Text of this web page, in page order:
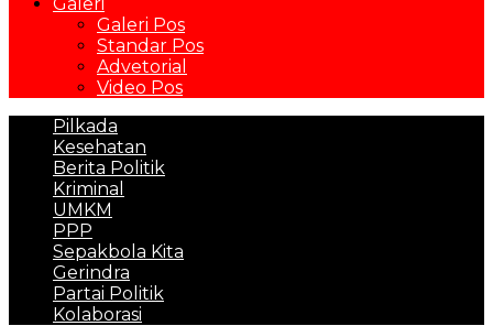
Galeri Pos
Standar Pos
Advetorial
Video Pos
Pilkada
Kesehatan
Berita Politik
Kriminal
UMKM
PPP
Sepakbola Kita
Gerindra
Partai Politik
Kolaborasi